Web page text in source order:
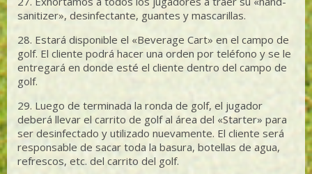
sanitizer», desinfectante, guantes y mascarillas.
28. Estará disponible el «Beverage Cart» en el campo de
golf. El cliente podrá hacer una orden por teléfono y se le
entregará en donde esté el cliente dentro del campo de
golf.
29. Luego de terminada la ronda de golf, el jugador
deberá llevar el carrito de golf al área del «Starter» para
ser desinfectado y utilizado nuevamente. El cliente será
responsable de sacar toda la basura, botellas de agua,
refrescos, etc. del carrito del golf.